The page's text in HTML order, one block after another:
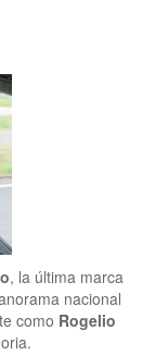
, la última marca
nacional
como Rogelio